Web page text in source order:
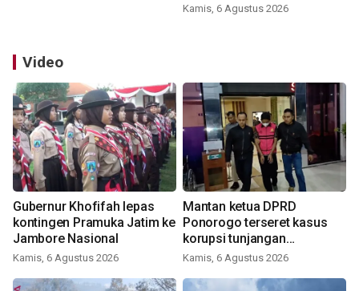
Kamis, 6 Agustus 2026
Video
Gubernur Khofifah lepas
kontingen Pramuka Jatim ke
Jambore Nasional
Kamis, 6 Agustus 2026
Mantan ketua DPRD
Ponorogo terseret kasus
korupsi tunjangan
perumahan
Kamis, 6 Agustus 2026